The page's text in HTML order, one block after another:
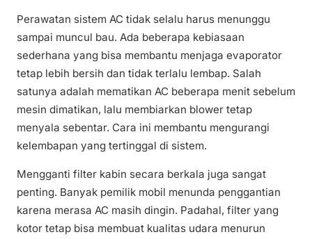
Perawatan sistem AC tidak selalu harus menunggu
sampai muncul bau. Ada beberapa kebiasaan
sederhana yang bisa membantu menjaga evaporator
tetap lebih bersih dan tidak terlalu lembap. Salah
satunya adalah mematikan AC beberapa menit sebelum
mesin dimatikan, lalu membiarkan blower tetap
menyala sebentar. Cara ini membantu mengurangi
kelembapan yang tertinggal di sistem.
Mengganti filter kabin secara berkala juga sangat
penting. Banyak pemilik mobil menunda penggantian
karena merasa AC masih dingin. Padahal, filter yang
kotor tetap bisa membuat kualitas udara menurun